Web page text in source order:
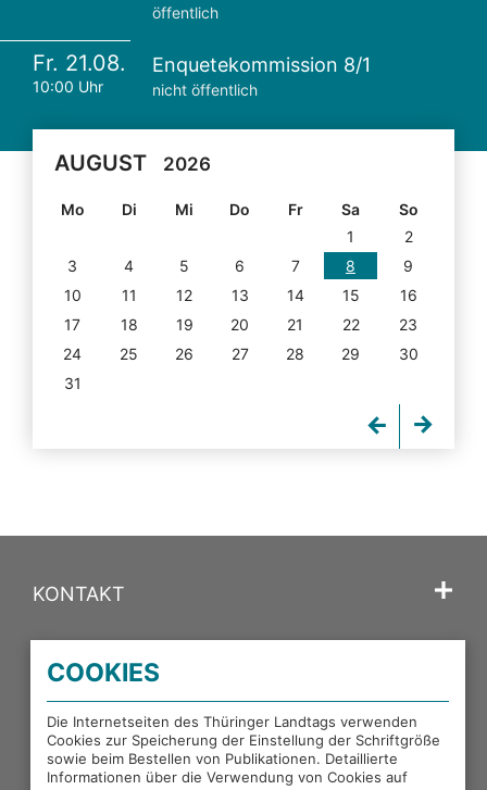
öffentlich
Fr. 21.08.
10:00 Uhr
Enquetekommission 8/1
nicht öffentlich
AUGUST 2026
Mo Di Mi Do Fr Sa
So
1
2
3
4 5 6 7 8
9
10
11 12 13 14 15
16
17
18 19 20 21 22
23
24
25 26 27 28 29
30
31
KONTAKT
PORTALE DES THÜRINGER LANDTAGS
EXTERNE LINKS
COOKIES
Die Internetseiten des Thüringer Landtags verwenden
Cookies zur Speicherung der Einstellung der Schriftgröße
sowie beim Bestellen von Publikationen. Detaillierte
Informationen über die Verwendung von Cookies auf